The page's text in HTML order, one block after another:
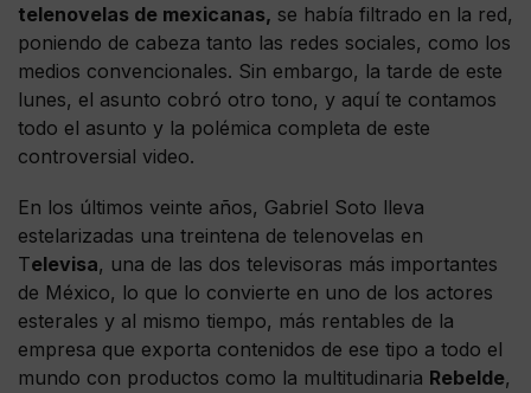
telenovelas de mexicanas, se había filtrado en la red,
poniendo de cabeza tanto las redes sociales, como los
medios convencionales. Sin embargo, la tarde de este
lunes, el asunto cobró otro tono, y aquí te contamos
todo el asunto y la polémica completa de este
controversial video.
En los últimos veinte años, Gabriel Soto lleva
estelarizadas una treintena de telenovelas en
Televisa, una de las dos televisoras más importantes
de México, lo que lo convierte en uno de los actores
esterales y al mismo tiempo, más rentables de la
empresa que exporta contenidos de ese tipo a todo el
mundo con productos como la multitudinaria Rebelde,